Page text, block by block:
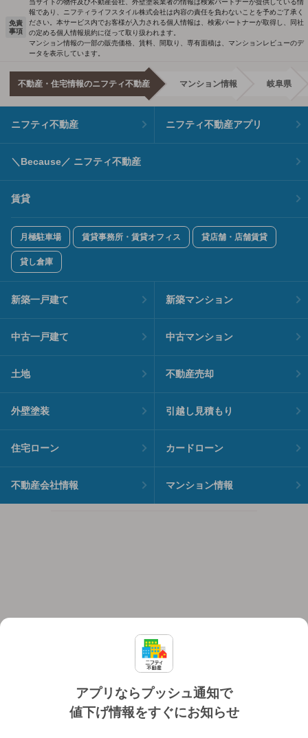
アプリならプッシュ通知で
値下げ情報をすぐにお知らせ
免責
事項
報であり、ニフティライフスタイル株式会社は内容の責任を負わないことを予めご了承く
ださい。本サービス内でお客様が入力される個人情報は、検索パートナーが取得し、同社
の定める個人情報規約に従って取り扱われます。
マンション情報の一部の販売価格、賃料、間取り、専有面積は、マンションレビューのデ
ータを表示しています。
不動産・住宅情報のニフティ不動産 マンション情報 岐阜県
ニフティ不動産 ニフティ不動産アプリ
＼Because／ ニフティ不動産
賃貸
月極駐車場 賃貸事務所・賃貸オフィス 貸店舗・店舗賃貸
貸し倉庫
新築一戸建て 新築マンション
中古一戸建て 中古マンション
土地 不動産売却
外壁塗装 引越し見積もり
住宅ローン カードローン
不動産会社情報 マンション情報
個人情報保護ポリシー 利用規約